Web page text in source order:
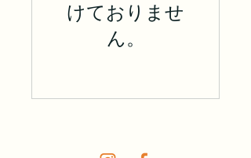
けておりませ
ん。